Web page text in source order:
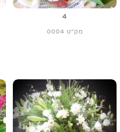
4
מק"ט 0004